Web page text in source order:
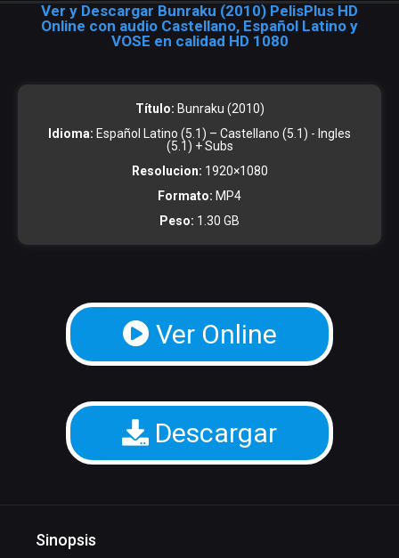
Ver y Descargar Bunraku (2010) PelisPlus HD
Online con audio Castellano, Español Latino y
VOSE en calidad HD 1080
Título: Bunraku (2010)
Idioma: Español Latino (5.1) – Castellano (5.1) - Ingles
(5.1) + Subs
Resolucion: 1920×1080
Formato: MP4
Peso: 1.30 GB
Ver Online
Descargar
Sinopsis